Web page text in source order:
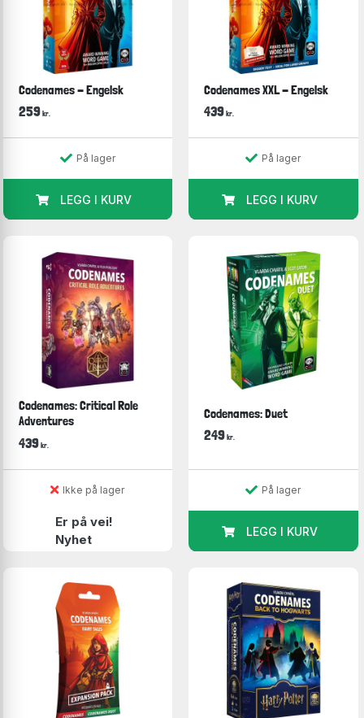
Codenames - Engelsk
259 kr.
På lager
LEGG I KURV
Codenames XXL - Engelsk
439kr.
På lager
LEGG I KURV
Codenames: Critical Role
Adventures
439 kr.
Ikke på lager
Er på vei!
Nyhet
Codenames: Duet
249 kr.
På lager
LEGG I KURV